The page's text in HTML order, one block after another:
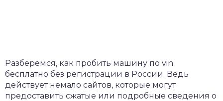
Разберемся, как пробить машину по vin
бесплатно без регистрации в России. Ведь
действует немало сайтов, которые могут
предоставить сжатые или подробные сведения о